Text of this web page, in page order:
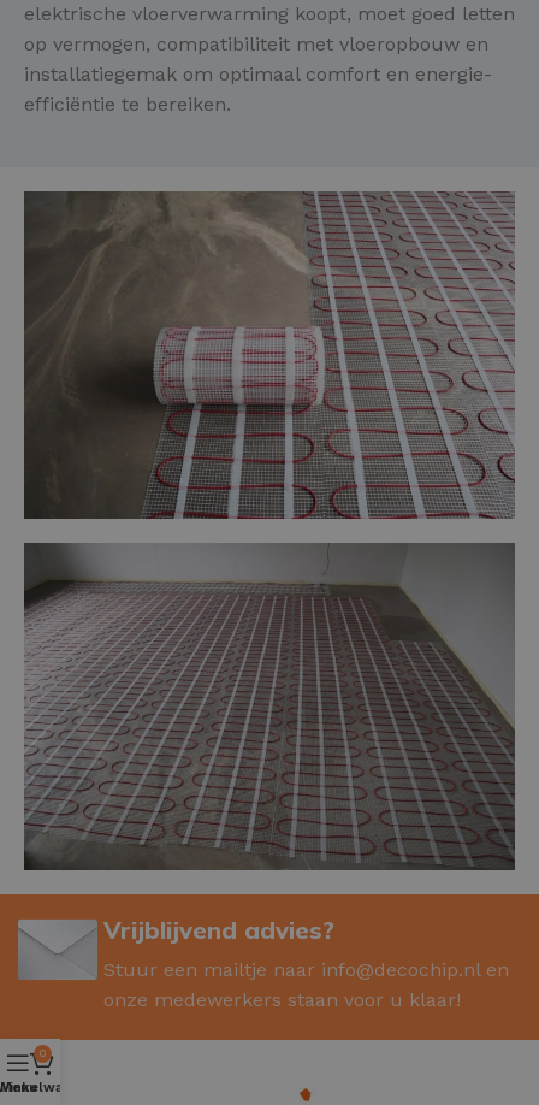
elektrische vloerverwarming koopt, moet goed letten
op vermogen, compatibiliteit met vloeropbouw en
installatiegemak om optimaal comfort en energie-
efficiëntie te bereiken.
Vrijblijvend advies?
Stuur een mailtje naar info@decochip.nl en
onze medewerkers staan voor u klaar!
Menu
0